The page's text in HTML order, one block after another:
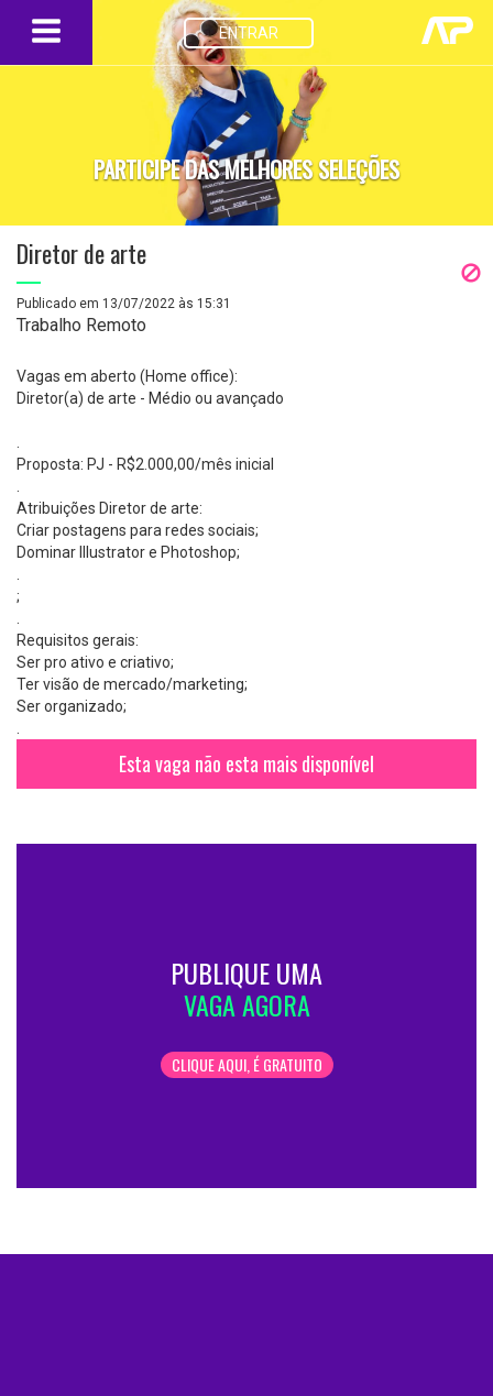
ENTRAR
PARTICIPE DAS MELHORES SELEÇÕES
Diretor de arte
Publicado em 13/07/2022 às 15:31
Trabalho Remoto
Vagas em aberto (Home office):
Diretor(a) de arte - Médio ou avançado
Proposta: PJ - R$2.000,00/mês inicial
Atribuições Diretor de arte:
Criar postagens para redes sociais;
Dominar Illustrator e Photoshop;
;
Requisitos gerais:
Ser pro ativo e criativo;
Ter visão de mercado/marketing;
Ser organizado;
Esta vaga não esta mais disponível
PUBLIQUE UMA
VAGA AGORA
CLIQUE AQUI, É GRATUITO